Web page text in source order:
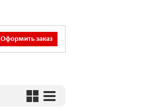
Оформить заказ